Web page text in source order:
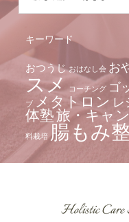
キーワード
おつうじ おはなし会 お
スメ コーチング ゴ
ブ
メタトロン レ
体塾旅・キャ
料栽培 腸もみ